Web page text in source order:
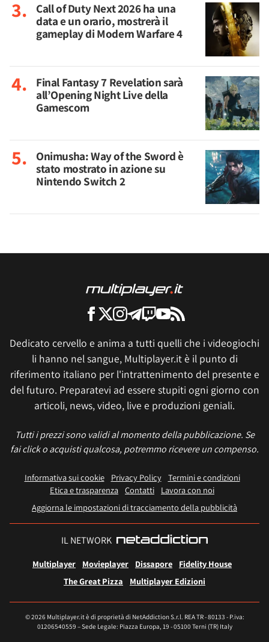
Call of Duty Next 2026 ha una
data e un orario, mostrerà il
gameplay di Modern Warfare 4
Final Fantasy 7 Revelation sarà
all’Opening Night Live della
Gamescom
Onimusha: Way of the Sword è
stato mostrato in azione su
Nintendo Switch 2
Dedicato cervello e anima a tutti quelli che i videogiochi
li hanno nel sangue, Multiplayer.it è il punto di
riferimento italiano per l'intrattenimento del presente e
del futuro. Preparatevi ad essere stupiti ogni giorno con
articoli, news, video, live e produzioni geniali.
Tutti i prezzi sono validi al momento della pubblicazione. Se
fai click o acquisti qualcosa, potremmo ricevere un compenso.
Informativa sui cookie Privacy Policy
Termini e condizioni
Etica e trasparenza Contatti
Lavora con noi
Aggiorna le impostazioni di tracciamento della pubblicità
IL NETWORK
Multiplayer Movieplayer Dissapore
Fidelity House
The Great Pizza
Multiplayer Edizioni
© 2026 Multiplayer.it è di proprietà di NetAddiction S.r.l. REA TR - 80133 - P.iva:
01206540559 – Sede Legale: Piazza Europa, 19 - 05100 Terni (TR) Italy